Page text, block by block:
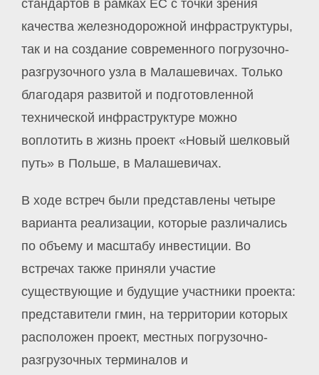
стандартов в рамках ЕС с точки зрения
качества железнодорожной инфраструктуры,
так и на создание современного погрузочно-
разгрузочного узла в Малашевичах. Только
благодаря развитой и подготовленной
технической инфраструктуре можно
воплотить в жизнь проект «Новый шелковый
путь» в Польше, в Малашевичах.
В ходе встреч были представлены четыре
варианта реализации, которые различались
по объему и масштабу инвестиции. Во
встречах также приняли участие
существующие и будущие участники проекта:
представители гмин, на территории которых
расположен проект, местных погрузочно-
разгрузочных терминалов и